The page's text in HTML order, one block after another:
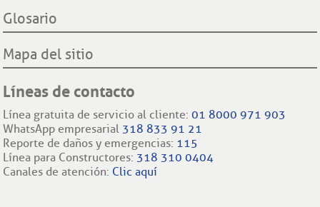
Glosario
Mapa del sitio
Líneas de contacto
Línea gratuita de servicio al cliente:01 8000 971 903
WhatsApp empresarial 318 833 91 21
Reporte de daños y emergencias: 115
Línea para Constructores: 318 310 0404
Canales de atención: Clic aquí